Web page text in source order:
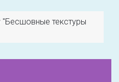
"Бесшовные текстуры